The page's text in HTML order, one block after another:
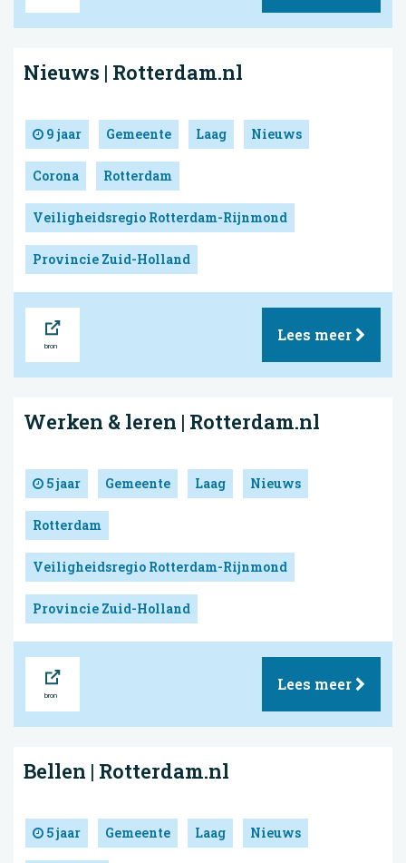
Nieuws | Rotterdam.nl
9 jaar Gemeente Laag Nieuws
Corona Rotterdam
Veiligheidsregio Rotterdam-Rijnmond
Provincie Zuid-Holland
Lees meer
Werken & leren | Rotterdam.nl
5 jaar Gemeente Laag Nieuws
Rotterdam
Veiligheidsregio Rotterdam-Rijnmond
Provincie Zuid-Holland
Lees meer
Bellen | Rotterdam.nl
5 jaar Gemeente Laag Nieuws